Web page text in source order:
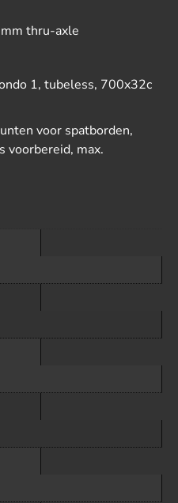
thru-axle
1, tubeless, 700x32c
voor spatborden,
voorbereid, max.